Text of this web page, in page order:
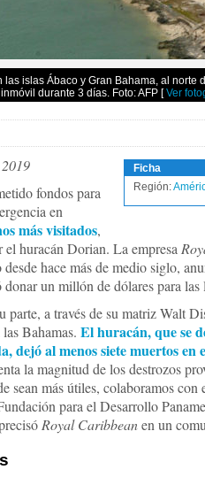
las islas Ábaco y Gran Bahama, al
durante 3 días. Foto: AFP [Ver
Ficha
Región:
fondos para
en
más visitados,
el huracán Dorian. La empresa
hace más de medio siglo,
un millón de dólares para
parte, a través de su matriz Walt
Bahamas. El huracán, que se
dejó al menos siete muertos en
la magnitud de los destrozos
sean más útiles, colaboramos
para el Desarrollo
Royal Caribbeanen un